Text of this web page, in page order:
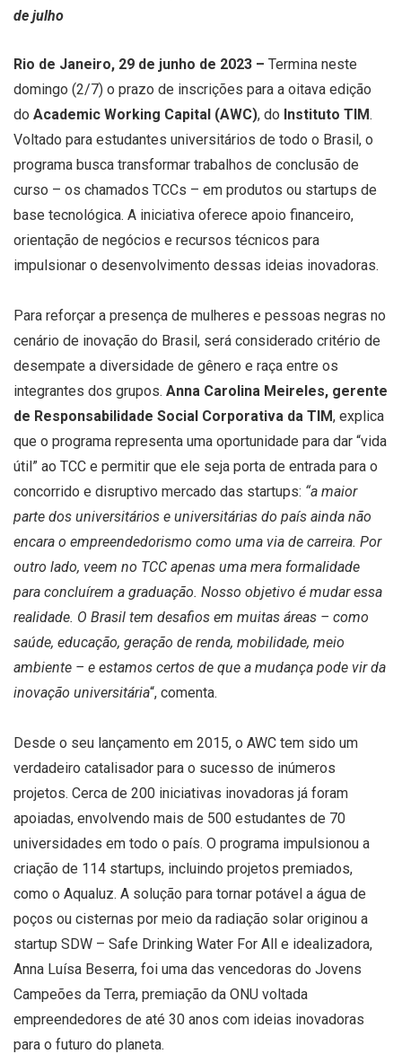
de julho
Rio de Janeiro, 29 de junho de 2023 – Termina neste
domingo (2/7) o prazo de inscrições para a oitava edição
do Academic Working Capital (AWC), do Instituto TIM.
Voltado para estudantes universitários de todo o Brasil, o
programa busca transformar trabalhos de conclusão de
curso – os chamados TCCs – em produtos ou startups de
base tecnológica. A iniciativa oferece apoio financeiro,
orientação de negócios e recursos técnicos para
impulsionar o desenvolvimento dessas ideias inovadoras.
Para reforçar a presença de mulheres e pessoas negras no
cenário de inovação do Brasil, será considerado critério de
desempate a diversidade de gênero e raça entre os
integrantes dos grupos. Anna Carolina Meireles, gerente
de Responsabilidade Social Corporativa da TIM, explica
que o programa representa uma oportunidade para dar “vida
útil” ao TCC e permitir que ele seja porta de entrada para o
concorrido e disruptivo mercado das startups: “a maior
parte dos universitários e universitárias do país ainda não
encara o empreendedorismo como uma via de carreira. Por
outro lado, veem no TCC apenas uma mera formalidade
para concluírem a graduação. Nosso objetivo é mudar essa
realidade. O Brasil tem desafios em muitas áreas – como
saúde, educação, geração de renda, mobilidade, meio
ambiente – e estamos certos de que a mudança pode vir da
inovação universitária“, comenta.
Desde o seu lançamento em 2015, o AWC tem sido um
verdadeiro catalisador para o sucesso de inúmeros
projetos. Cerca de 200 iniciativas inovadoras já foram
apoiadas, envolvendo mais de 500 estudantes de 70
universidades em todo o país. O programa impulsionou a
criação de 114 startups, incluindo projetos premiados,
como o Aqualuz. A solução para tornar potável a água de
poços ou cisternas por meio da radiação solar originou a
startup SDW – Safe Drinking Water For All e idealizadora,
Anna Luísa Beserra, foi uma das vencedoras do Jovens
Campeões da Terra, premiação da ONU voltada
empreendedores de até 30 anos com ideias inovadoras
para o futuro do planeta.